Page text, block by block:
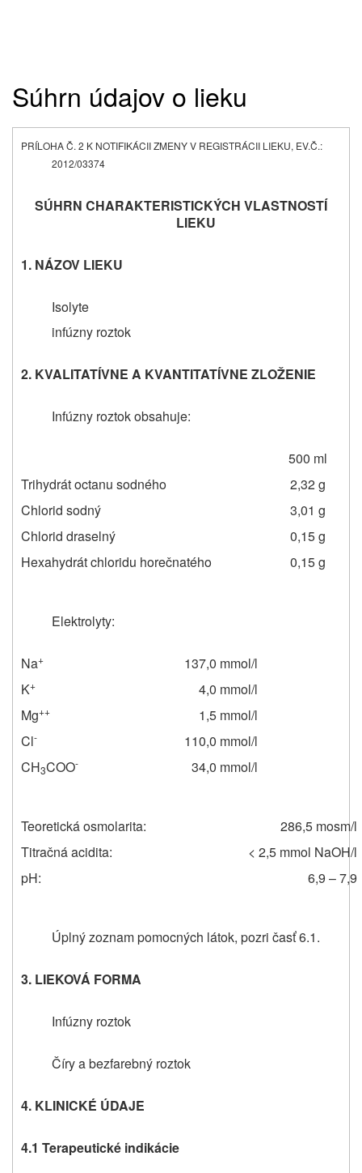
Súhrn údajov o lieku
PRÍLOHA Č. 2 K NOTIFIKÁCII ZMENY V REGISTRÁCII LIEKU, EV.Č.:
2012/03374
SÚHRN CHARAKTERISTICKÝCH VLASTNOSTÍ
LIEKU
1. NÁZOV LIEKU
Isolyte
infúzny roztok
2. KVALITATÍVNE A KVANTITATÍVNE ZLOŽENIE
Infúzny roztok obsahuje:
500 ml
Trihydrát octanu sodného
2,32 g
Chlorid sodný
3,01 g
Chlorid draselný
0,15 g
Hexahydrát chloridu horečnatého
0,15 g
Elektrolyty:
Na+
137,0 mmol/l
K+
4,0 mmol/l
Mg++
1,5 mmol/l
Cl-
110,0 mmol/l
CH3COO- 34,0 mmol/l
Teoretická osmolarita:
286,5 mosm/l
Titračná acidita:
< 2,5 mmol NaOH/l
pH:
6,9 – 7,9
Úplný zoznam pomocných látok, pozri časť 6.1.
3. LIEKOVÁ FORMA
Infúzny roztok
Číry a bezfarebný roztok
4. KLINICKÉ ÚDAJE
4.1 Terapeutické indikácie